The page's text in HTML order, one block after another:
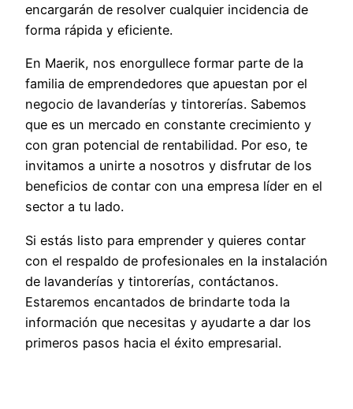
encargarán de resolver cualquier incidencia de
forma rápida y eficiente.
En Maerik, nos enorgullece formar parte de la
familia de emprendedores que apuestan por el
negocio de lavanderías y tintorerías. Sabemos
que es un mercado en constante crecimiento y
con gran potencial de rentabilidad. Por eso, te
invitamos a unirte a nosotros y disfrutar de los
beneficios de contar con una empresa líder en el
sector a tu lado.
Si estás listo para emprender y quieres contar
con el respaldo de profesionales en la instalación
de lavanderías y tintorerías, contáctanos.
Estaremos encantados de brindarte toda la
información que necesitas y ayudarte a dar los
primeros pasos hacia el éxito empresarial.